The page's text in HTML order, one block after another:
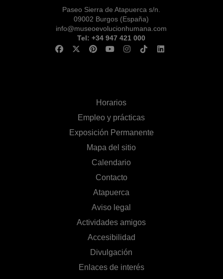
Paseo Sierra de Atapuerca s/n.
09002 Burgos (España)
info@museoevolucionhumana.com
Tel: +34 947 421 000
Horarios
Empleo y prácticas
Exposición Permanente
Mapa del sitio
Calendario
Contacto
Atapuerca
Aviso legal
Actividades amigos
Accesibilidad
Divulgación
Enlaces de interés